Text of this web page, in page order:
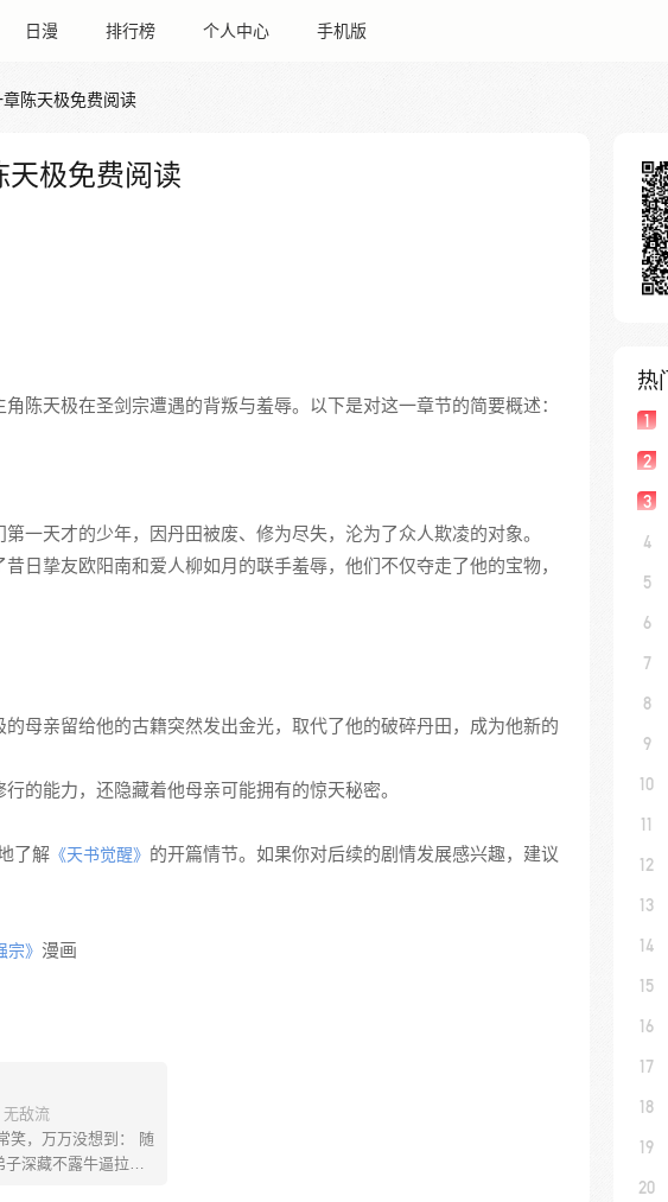
日漫 排行榜 个人中心 手机版
陈天极免费阅读
天极免费阅读
角陈天极在圣剑宗遭遇的背叛与羞辱。以下是对这一章节的简要概述：
一天才的少年，因丹田被废、修为尽失，沦为了众人欺凌的对象。
日挚友欧阳南和爱人柳如月的联手羞辱，他们不仅夺走了他的宝物，
母亲留给他的古籍突然发出金光，取代了他的破碎丹田，成为他新的
的能力，还隐藏着他母亲可能拥有的惊天秘密。
了解 《天书觉醒》 的开篇情节。如果你对后续的剧情发展感兴趣，建议
宗》 漫画
无敌流
笑，万万没想到： 随
深藏不露牛逼拉
热
1
2
3
4
5
6
7
8
9
10
11
12
13
14
15
16
17
18
19
20